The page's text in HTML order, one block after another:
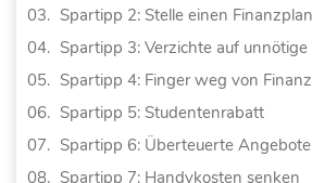
Spartipp 2: Stelle einen
Spartipp 3: Verzichte auf
Spartipp 4: Finger weg von
Spartipp 5: Studentenrabatt
Spartipp 6: Überteuerte Angebote
Spartipp 7: Handykosten senken